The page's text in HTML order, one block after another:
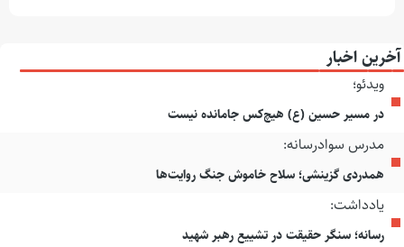
آخرین اخبار
ویدئو؛
در مسیر حسین (ع) هیچ‌کس جامانده نیست
مدرس سوادرسانه:
همدردی گزینشی؛ سلاح خاموش جنگ روایت‌ها
یادداشت:
رسانه؛ سنگر حقیقت در تشییع رهبر شهید